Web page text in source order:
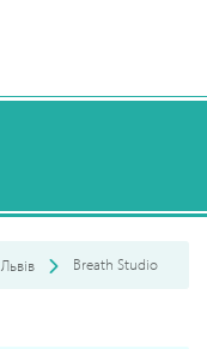
Львів Breath Studio